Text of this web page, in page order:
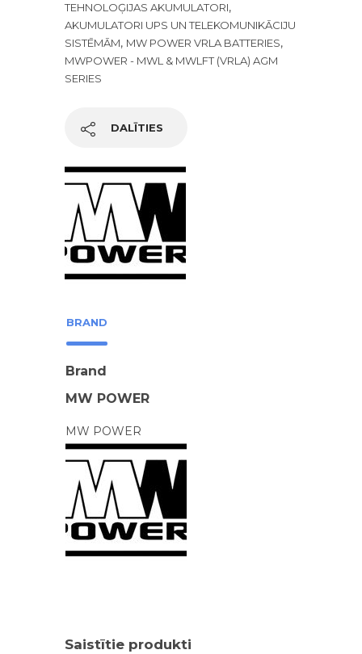
TEHNOLOĢIJAS AKUMULATORI,
AKUMULATORI UPS UN TELEKOMUNIKĀCIJU
SISTĒMĀM, MW POWER VRLA BATTERIES,
MWPOWER - MWL & MWLFT (VRLA) AGM
SERIES
DALĪTIES
BRAND
Brand
MW POWER
MW POWER
Saistītie produkti